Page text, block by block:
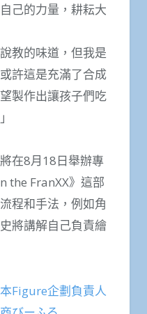
己的力量，耕耘大
教的味道，但我是
許這是充滿了合成
製作出讓孩子們吃
在8月18日舉辦專
the FranXX》這部
程和手法，例如角
將講解自己負責繪
Figure企劃負責人